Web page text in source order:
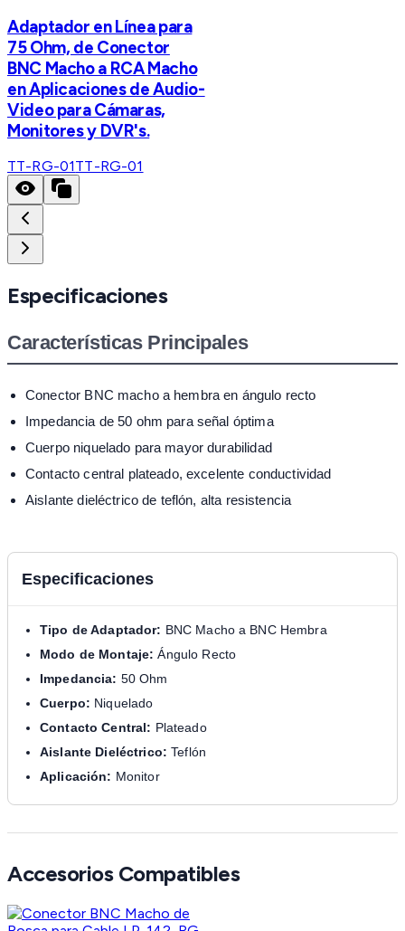
Adaptador en Línea para
75 Ohm, de Conector
BNC Macho a RCA Macho
en Aplicaciones de Audio-
Video para Cámaras,
Monitores y DVR's.
TT-RG-01TT-RG-01
Especificaciones
Características Principales
Conector BNC macho a hembra en ángulo recto
Impedancia de 50 ohm para señal óptima
Cuerpo niquelado para mayor durabilidad
Contacto central plateado, excelente conductividad
Aislante dieléctrico de teflón, alta resistencia
Especificaciones
Tipo de Adaptador: BNC Macho a BNC Hembra
Modo de Montaje: Ángulo Recto
Impedancia: 50 Ohm
Cuerpo: Niquelado
Contacto Central: Plateado
Aislante Dieléctrico: Teflón
Aplicación: Monitor
Accesorios Compatibles